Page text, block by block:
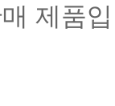
제품입